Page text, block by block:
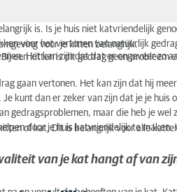
is. Is je huis niet katvriendelijk
voor het vertonen van natuurlijk
voor je kitten belangrijk.
Het kan zijn dat dat er ongeveer zo
een kitten is dit gedrag geen probleem
gaan vertonen. Het kan zijn dat hij
kunt dan er zeker van zijn dat je je huis
gedragsproblemen, maar die heb je wel
door je huis katvriendelijk te maken.
of kat. Dit is belangrijk voor alle
van je kat hangt af van